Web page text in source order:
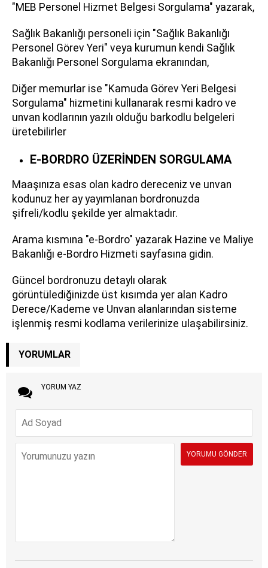
"MEB Personel Hizmet Belgesi Sorgulama" yazarak,
Sağlık Bakanlığı personeli için "Sağlık Bakanlığı
Personel Görev Yeri" veya kurumun kendi Sağlık
Bakanlığı Personel Sorgulama ekranından,
Diğer memurlar ise "Kamuda Görev Yeri Belgesi
Sorgulama" hizmetini kullanarak resmi kadro ve
unvan kodlarının yazılı olduğu barkodlu belgeleri
üretebilirler
E-BORDRO ÜZERİNDEN SORGULAMA
Maaşınıza esas olan kadro dereceniz ve unvan
kodunuz her ay yayımlanan bordronuzda
şifreli/kodlu şekilde yer almaktadır.
Arama kısmına "e-Bordro" yazarak Hazine ve Maliye
Bakanlığı e-Bordro Hizmeti sayfasına gidin.
Güncel bordronuzu detaylı olarak
görüntülediğinizde üst kısımda yer alan Kadro
Derece/Kademe ve Unvan alanlarından sisteme
işlenmiş resmi kodlama verilerinize ulaşabilirsiniz.
YORUMLAR
YORUM YAZ